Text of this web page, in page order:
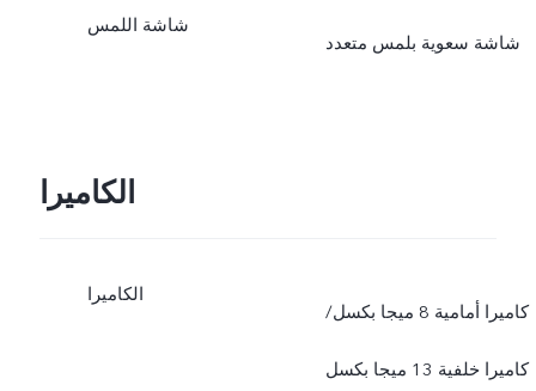
شاشة اللمس
شاشة سعوية بلمس متعدد
الكاميرا
الكاميرا
كاميرا أمامية 8 ميجا بكسل/
كاميرا خلفية 13 ميجا بكسل